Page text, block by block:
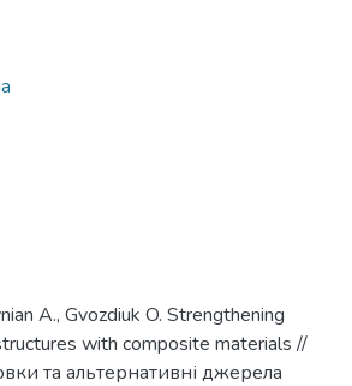
A., Gvozdiuk O. Strengthening
with composite materials //
та альтернативні джерела